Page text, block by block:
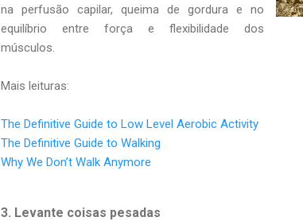
na perfusão capilar, queima de gordura e no
equilíbrio entre força e flexibilidade dos
músculos.
Mais leituras:
The Definitive Guide to Low Level Aerobic Activity
The Definitive Guide to Walking
Why We Don’t Walk Anymore
3. Levante coisas pesadas